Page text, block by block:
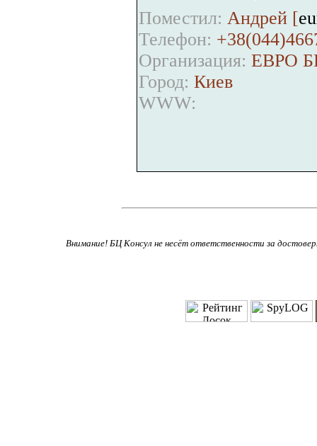
Поместил: Андрей [
Телефон:
Организация: ЕВРО
Город: Киев
WWW:
Внимание! БЦ Консул не несёт ответственности за